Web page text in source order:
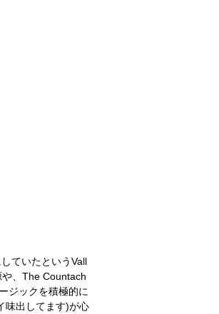
ていたというVall
、The Countach
ジックを積極的に
味出してます)が心